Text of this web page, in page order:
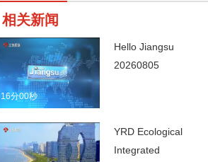
相关新闻
16分00秒
Hello Jiangsu
20260805
YRD Ecological
Integrated